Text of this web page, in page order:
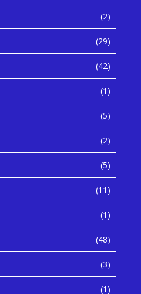
(2)
(29)
(42)
(1)
(5)
(2)
(5)
(11)
(1)
(48)
(3)
(1)